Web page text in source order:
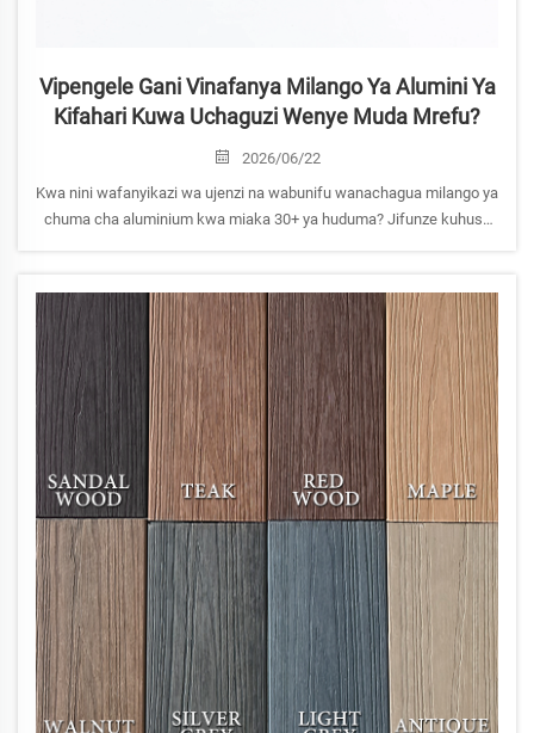
Vipengele Gani Vinafanya Milango Ya Alumini Ya
Kifahari Kuwa Uchaguzi Wenye Muda Mrefu?
2026/06/22
Kwa nini wafanyikazi wa ujenzi na wabunifu wanachagua milango ya
chuma cha aluminium kwa miaka 30+ ya huduma? Jifunze kuhusu
maelezo sasa.